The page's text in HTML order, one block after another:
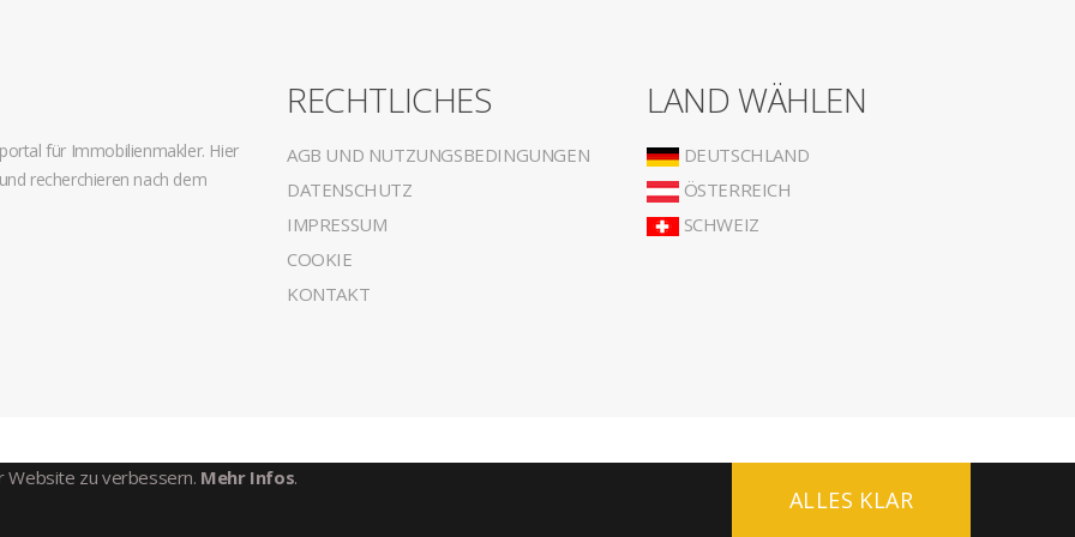
für Immobilienmakler. Hier
recherchieren nach dem
RECHTLICHES
AGB UND NUTZUNGSBEDINGUNGEN
DATENSCHUTZ
IMPRESSUM
COOKIE
KONTAKT
LAND WÄHLEN
DEUTSCHLAND
ÖSTERREICH
SCHWEIZ
ALLES KLAR
Website zu verbessern. Mehr Infos.